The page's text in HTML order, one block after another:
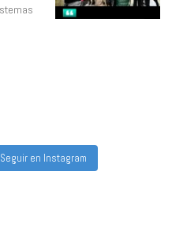
Seguir en Instagram